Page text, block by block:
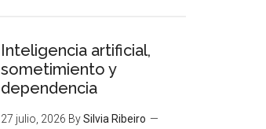
Inteligencia artificial,
sometimiento y
dependencia
27 julio, 2026 BySilvia Ribeiro